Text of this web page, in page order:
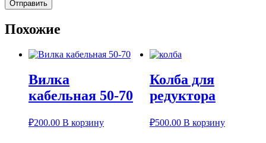
Похожие
Вилка
кабельная 50-70
₽200.00 В корзину
Колба для
редуктора
₽500.00 В корзину